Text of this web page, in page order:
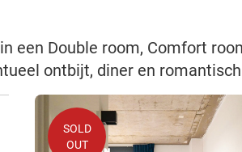
een Double room, Comfort
ontbijt, diner en
SOLD
OUT